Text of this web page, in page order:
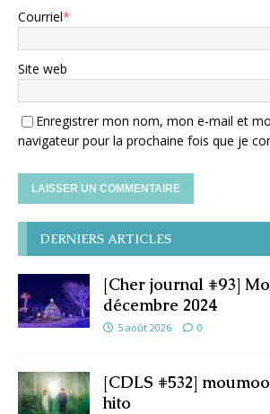
Courriel*
Site web
Enregistrer mon nom, mon e-mail et
navigateur pour la prochaine fois que je
DERNIERS ARTICLES
[Cher journal #93]
décembre 2024
5 août 2026 0
[CDLS #532]
hito